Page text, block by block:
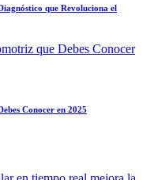
que Revoluciona el
Conocer en 2025